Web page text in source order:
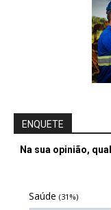
ENQUETE
Na sua opinião,
Saúde (31%)